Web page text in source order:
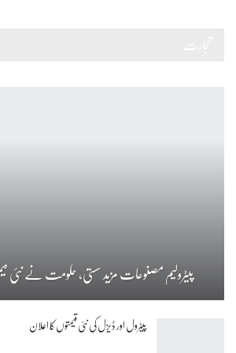
پیٹرولیم مصنوعات مزید سستی، حکومت نے نئی
پیٹرول اور ڈیزل کی نئی قیمتوں کا اعلان